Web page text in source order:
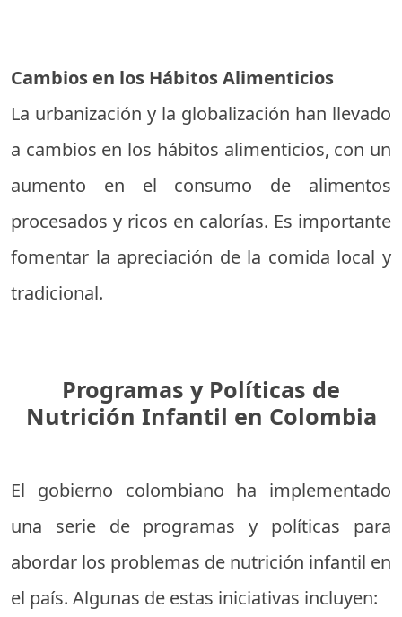
Cambios en los Hábitos Alimenticios
La urbanización y la globalización han llevado
a cambios en los hábitos alimenticios, con un
aumento en el consumo de alimentos
procesados y ricos en calorías. Es importante
fomentar la apreciación de la comida local y
tradicional.
Programas y Políticas de
Nutrición Infantil en Colombia
El gobierno colombiano ha implementado
una serie de programas y políticas para
abordar los problemas de nutrición infantil en
el país. Algunas de estas iniciativas incluyen: